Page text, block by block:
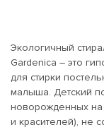
Экологичный
Gardenica – это
для стирки
малыша. Детский
новорожденных на
и красителей), не